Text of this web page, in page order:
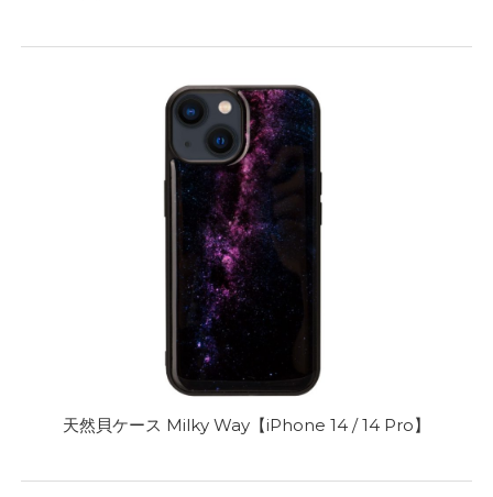
天然貝ケース Milky Way【iPhone 14 / 14 Pro】